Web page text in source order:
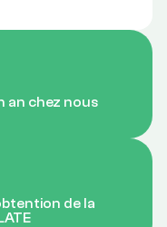
an chez nous
de la